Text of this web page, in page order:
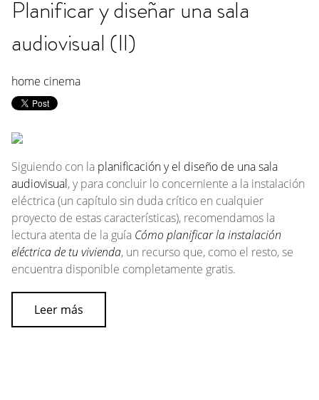
Planificar y diseñar una sala
audiovisual (II)
home cinema
Siguiendo con la planificación y el diseño de una sala
audiovisual, y para concluir lo concerniente a la instalación
eléctrica (un capítulo sin duda crítico en cualquier
proyecto de estas características), recomendamos la
lectura atenta de la guía Cómo planificar la instalación
eléctrica de tu vivienda, un recurso que, como el resto, se
encuentra disponible completamente gratis.
Leer más